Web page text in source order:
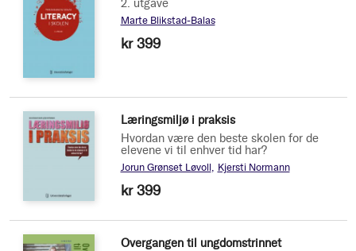
Marte Blikstad-Balas
kr 399
Læringsmiljø i praksis
Hvordan være den beste skolen for de
elevene vi til enhver tid har?
Jorun Grønset Løvoll Kjersti Normann
kr 399
Overgangen til ungdomstrinnet